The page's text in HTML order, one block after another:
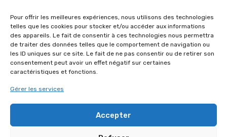
Pour offrir les meilleures expériences, nous utilisons des technologies
telles que les cookies pour stocker et/ou accéder aux informations
des appareils. Le fait de consentir à ces technologies nous permettra
de traiter des données telles que le comportement de navigation ou
les ID uniques sur ce site. Le fait de ne pas consentir ou de retirer son
consentement peut avoir un effet négatif sur certaines
caractéristiques et fonctions.
Gérer les services
Accepter
Nous localiser
Conditions générales de
vente et d'utilisation
LUNDI :14H-18H00
MERCREDI: 9H30-18H30
VENDREDI
réseaux sociaux